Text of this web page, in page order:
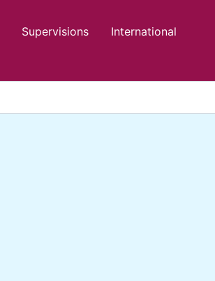
Supervisions
International